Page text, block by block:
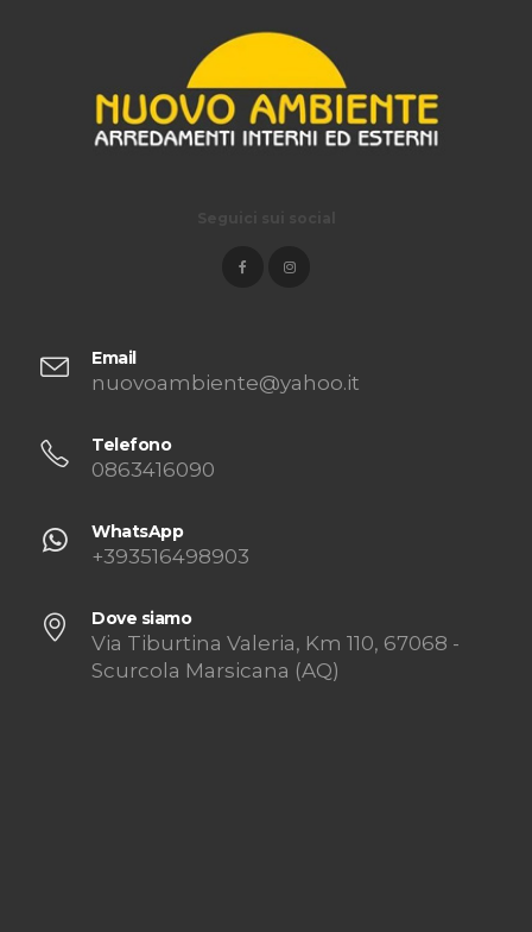
Email
nuovoambiente@yahoo.it
Telefono
0863416090
WhatsApp
+393516498903
Dove siamo
Via Tiburtina Valeria, Km 110, 67068 -
Scurcola Marsicana (AQ)